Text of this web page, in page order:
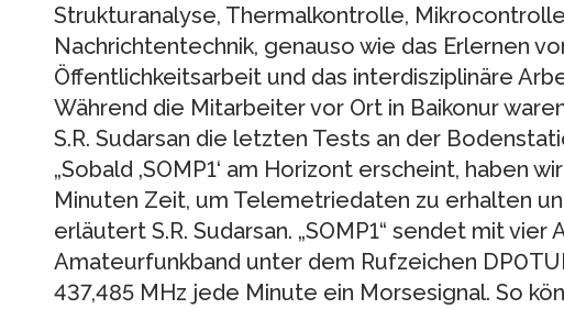
Strukturanalyse, Thermalkontrolle,
Nachrichtentechnik, genauso wie das Erlernen
Öffentlichkeitsarbeit und das interdisziplinäre
Während die Mitarbeiter vor Ort in Baikonur
S.R. Sudarsan die letzten Tests an der
„Sobald ‚SOMP1‘ am Horizont erscheint, haben
Minuten Zeit, um Telemetriedaten zu erhalten
erläutert S.R. Sudarsan. „SOMP1“ sendet mit
Amateurfunkband unter dem Rufzeichen
437,485 MHz jede Minute ein Morsesignal. So